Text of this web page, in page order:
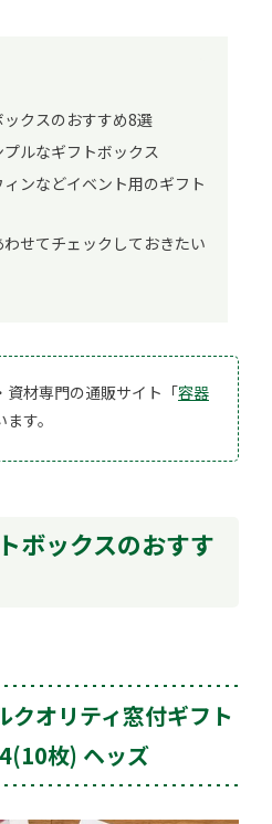
クスのおすすめ8選
ルなギフトボックス
ンなどイベント用のギフト
せてチェックしておきたい
資材専門の通販サイト「容器
す。
ボックスのおすす
オリティ窓付ギフト
枚) ヘッズ